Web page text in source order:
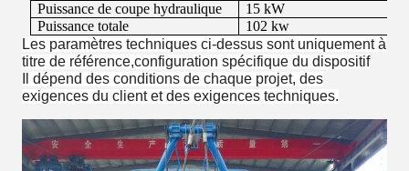
Puissance de coupe hydraulique
15 kW
Puissance totale
102 kw
Les paramètres techniques ci-dessus sont uniquement à
titre de référence,configuration spécifique du dispositif
Il dépend des conditions de chaque projet, des
exigences du client et des exigences techniques.